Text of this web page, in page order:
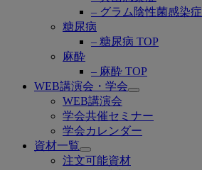
– グラム陰性菌感染症
糖尿病
– 糖尿病 TOP
麻酔
– 麻酔 TOP
WEB講演会・学会
Open
WEB講演会
学会共催セミナー
学会カレンダー
資材一覧
Open
submenu
注文可能資材